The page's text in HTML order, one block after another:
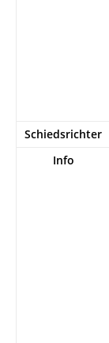
Schiedsrichter
Info